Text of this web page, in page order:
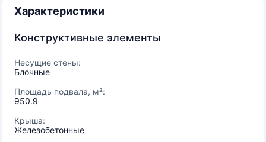
Характеристики
Конструктивные элементы
Несущие стены:
Блочные
Площадь подвала, м²:
950.9
Крыша:
Железобетонные